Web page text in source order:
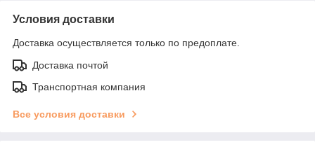
Условия доставки
Доставка осуществляется только по предоплате.
Доставка почтой
Транспортная компания
Все условия доставки